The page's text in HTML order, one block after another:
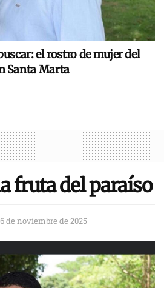
el rostro de mujer del
Santa Marta
fruta del paraíso
de noviembre de 2025